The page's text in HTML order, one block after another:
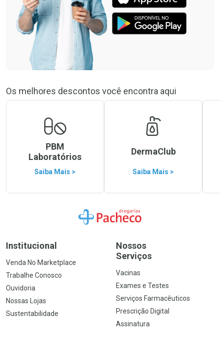
Os melhores descontos você encontra aqui
PBM
Laboratórios
Saiba Mais >
DermaClub
Saiba Mais >
Ir para a Home
Institucional
Venda No Marketplace
Trabalhe Conosco
Ouvidoria
Nossas Lojas
Sustentabilidade
Nossos
Serviços
Vacinas
Exames e Testes
Serviços Farmacêuticos
Prescrição Digital
Assinatura